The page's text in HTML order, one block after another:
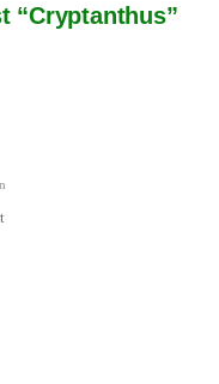
“Cryptanthus”